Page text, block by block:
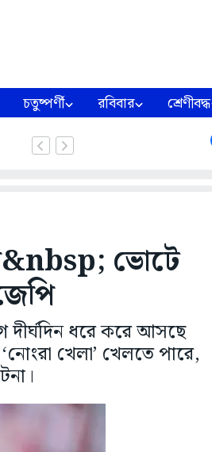
চতুষ্পর্ণী রবিবার শ্রেণীবদ্ধ
ভোটে
দীর্ঘদিন ধরে করে আসছে
খেলা’ খেলতে পারে,